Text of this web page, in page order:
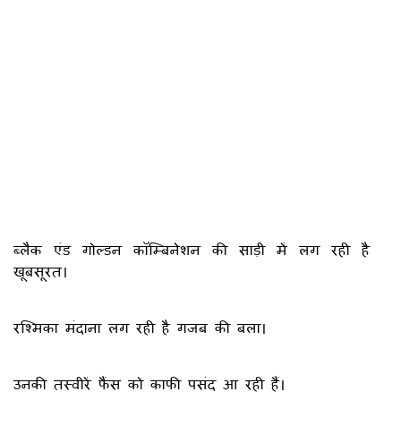
ब्लैक एंड गोल्डन कॉम्बिनेशन की साड़ी में लग रही है
खूबसूरत।
रश्मिका मंदाना लग रही है गजब की बला।
उनकी तस्वीरें फैंस को काफी पसंद आ रही हैं।